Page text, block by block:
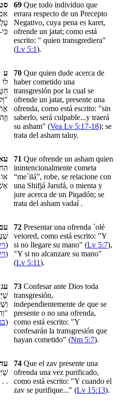
69 Que todo individuo que
errara respecto de un Precepto
Negativo, cuya pena es karet,
ofrende un jatat; como está
escrito: " quien transgrediera"
(Lv 5:1).
ע 70 Que quien dude acerca de
haber cometido una
transgresión por la cual se
ofrende un jatat, presente una
ofrenda, como está escrito: "sin
saberlo, será culpable...y traerá
su asham" (Vea Lv 5:17-18); se
trata del asham taluy.
71 Que ofrende un asham quien
inintencionalmente cometa
“me`ilá”, robe, se relacione con
una Shifjá Jarufá, o mienta y
jure acerca de un Piqadón; se
trata del asham vadaí .
עב
(
(
72 Presentar una ofrenda `olé
veiored, como está escrito: "Y
si no llegare su mano" (Lv 5:7),
"Y si no alcanzare su mano"
(Lv 5:11).
עג
(
73 Confesar ante Dios toda
transgresión,
independientemente de que se
presente o no una ofrenda,
como está escrito: "Y
confesarán la transgresión que
hayan cometido" (Nm 5:7).
עד
(
74 Que el zav presente una
ofrenda una vez purificado,
como está escrito: "Y cuando el
zav se purifique..." (Lv 15:13).